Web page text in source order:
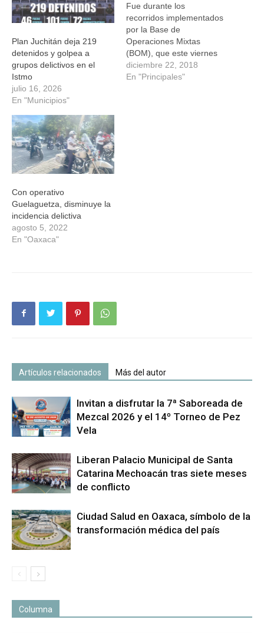
Plan Juchitán deja 219
detenidos y golpea a
grupos delictivos en el
Istmo
julio 16, 2026
En "Municipios"
Fue durante los
recorridos implementados
por la Base de
Operaciones Mixtas
(BOM), que este viernes
fue detenido quien se
identificó como C.M., como
diciembre 22, 2018
En "Principales"
Con operativo
Guelaguetza, disminuye la
incidencia delictiva
agosto 5, 2022
En "Oaxaca"
Artículos relacionados Más del autor
Invitan a disfrutar la 7ª Saboreada de
Mezcal 2026 y el 14º Torneo de Pez
Vela
Liberan Palacio Municipal de Santa
Catarina Mechoacán tras siete meses
de conflicto
Ciudad Salud en Oaxaca, símbolo de la
transformación médica del país
Columna